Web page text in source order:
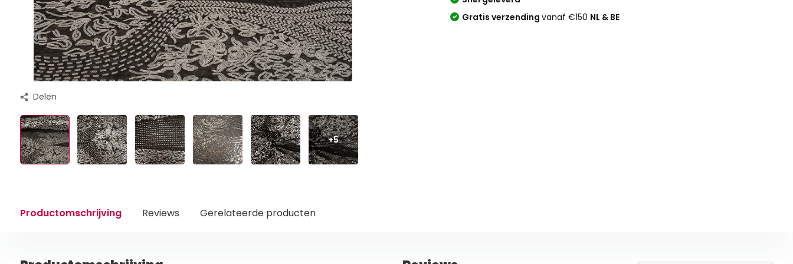
Delen
+5
Gratis verzendingvanaf €150 NL & BE
Productomschrijving Reviews Gerelateerde producten